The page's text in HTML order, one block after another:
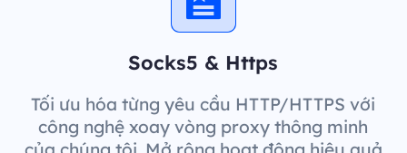
Socks5 & Https
Tối ưu hóa từng yêu cầu HTTP/HTTPS với
công nghệ xoay vòng proxy thông minh